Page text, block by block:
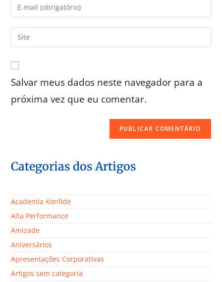
Salvar meus dados neste navegador para a
próxima vez que eu comentar.
Categorias dos Artigos
Academia Konfide
Alta Performance
Amizade
Aniversários
Apresentações Corporativas
Artigos sem categoria